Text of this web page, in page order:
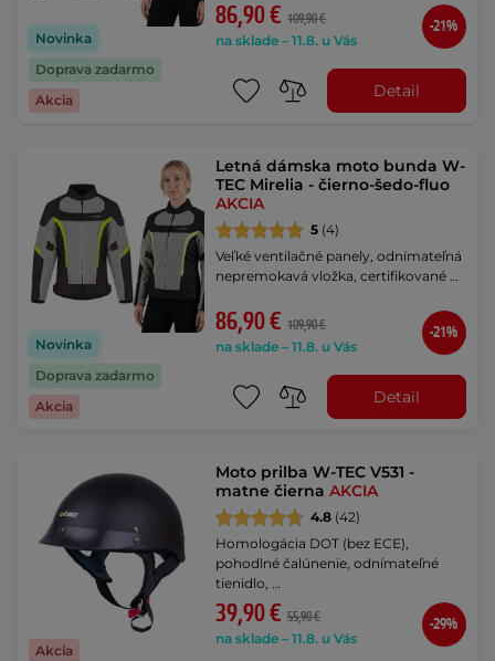
Novinka
Doprava zadarmo
Akcia
86,90 € 109,90 €
na sklade – 11.8. u Vás
-21%
Detail
Novinka
Doprava zadarmo
Akcia
Letná dámska moto bunda W-
TEC Mirelia - čierno-šedo-fluo
AKCIA
5 (4)
Veľké ventilačné panely, odnímateľná
nepremokavá vložka, certifikované …
86,90 € 109,90 €
na sklade – 11.8. u Vás
-21%
Detail
Akcia
Moto prilba W-TEC V531 -
matne čiernaAKCIA
4.8 (42)
Homologácia DOT (bez ECE),
pohodlné čalúnenie, odnímateľné
tienidlo, …
39,90 € 55,90 €
na sklade – 11.8. u Vás
-29%